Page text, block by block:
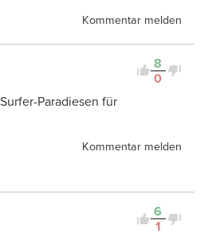
Kommentar melden
8
0
Paradiesen für
Kommentar melden
6
1